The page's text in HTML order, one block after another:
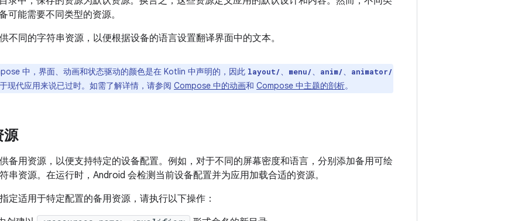
可能需要不同类型的资源。
不同的字符串资源，以便根据设备的语言设置翻译界面中的文本。
中，界面、动画和状态驱动的颜色是在 Kotlin 中声明的，因此 layout/、 menu/、 anim/、 animator/
现代应用来说已过时。如需了解详情，请参阅 Compose 中的动画和 Compose 中主题的剖析。
源
备用资源，以便支持特定的设备配置。例如，对于不同的屏幕密度和语言，分别添加备用可绘
串资源。在运行时，Android 会检测当前设备配置并为应用加载合适的资源。
定适用于特定配置的备用资源，请执行以下操作：